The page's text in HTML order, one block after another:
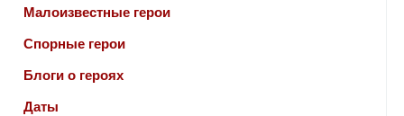
Малоизвестные герои
Спорные герои
Блоги о героях
Даты